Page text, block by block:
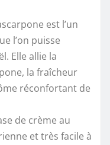
est l’un
l’on puisse
Elle allie la
la fraîcheur
réconfortant de
de crème au
et très facile à